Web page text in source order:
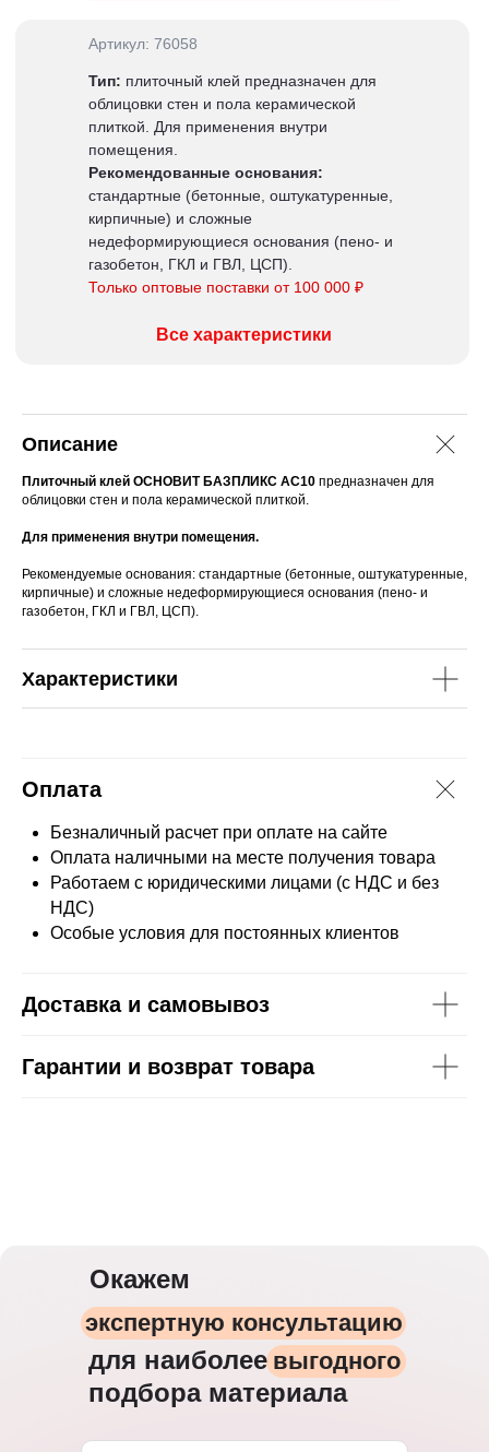
Артикул: 76058
Все характеристики
Тип: плиточный клей предназначен для
облицовки стен и пола керамической
плиткой. Для применения внутри
помещения.
Рекомендованные основания:
стандартные (бетонные, оштукатуренные,
кирпичные) и сложные
недеформирующиеся основания (пено- и
газобетон, ГКЛ и ГВЛ, ЦСП).
Только оптовые поставки от 100 000 ₽
Описание
Плиточный клей ОСНОВИТ БАЗПЛИКС АС10 предназначен для
облицовки стен и пола керамической плиткой.
Для применения внутри помещения.
Рекомендуемые основания: стандартные (бетонные, оштукатуренные,
кирпичные) и сложные недеформирующиеся основания (пено- и
газобетон, ГКЛ и ГВЛ, ЦСП).
Характеристики
Оплата
Безналичный расчет при оплате на сайте
Оплата наличными на месте получения товара
Работаем с юридическими лицами (с НДС и без
НДС)
Особые условия для постоянных клиентов
Доставка и самовывоз
Гарантии и возврат товара
экспертную консультацию
выгодного
Окажем
для наиболее
подбора материала